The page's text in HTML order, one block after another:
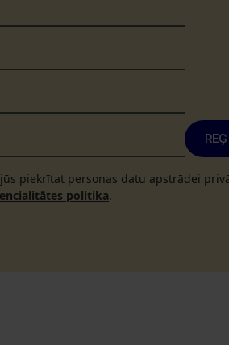
piekrītat personas datu apstrādei
politika.